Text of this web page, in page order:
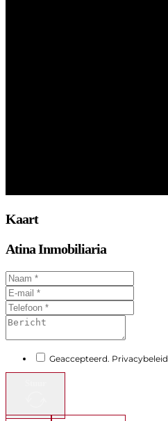
Kaart
Atina Inmobiliaria
Geaccepteerd. Privacybeleid